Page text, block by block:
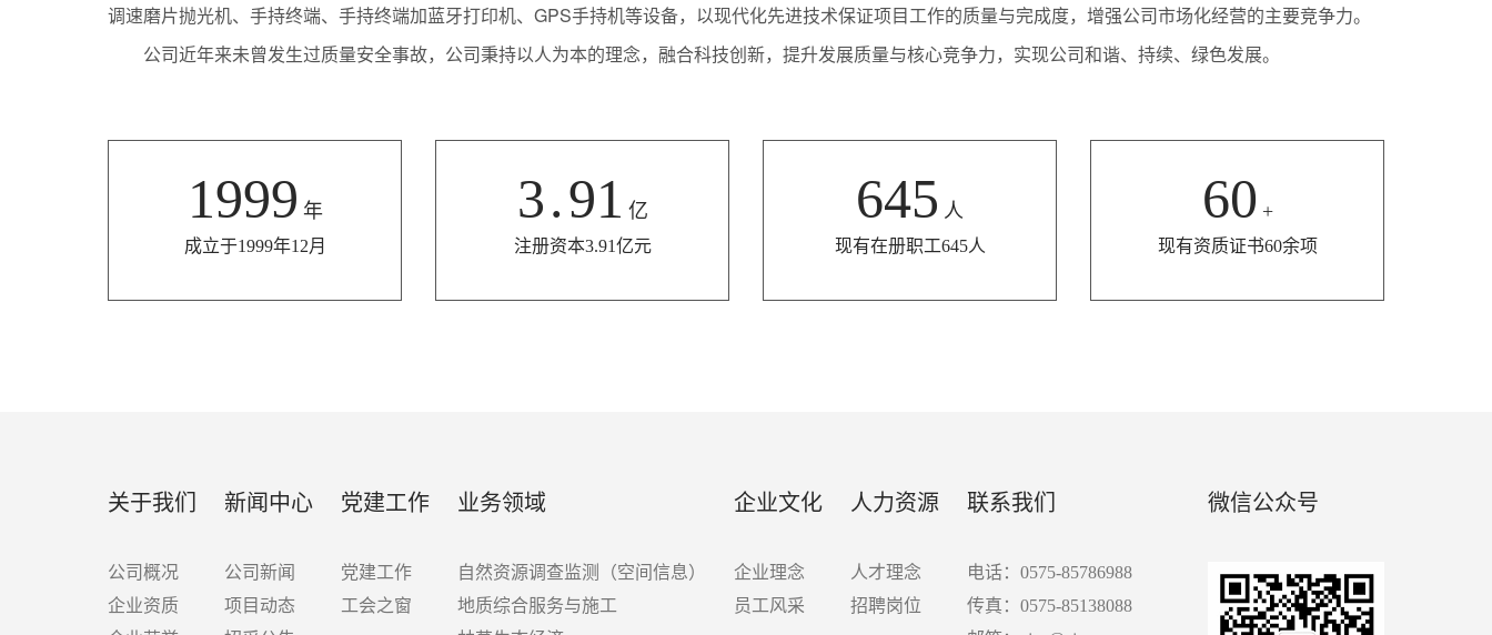
调速磨片抛光机、手持终端、手持终端加蓝牙打印机、GPS手持机等设备，以现代化先进技术保证项目工作的质量与完成度，增强公司市场化经营的主要竞争力。
公司近年来未曾发生过质量安全事故，公司秉持以人为本的理念，融合科技创新，提升发展质量与核心竞争力，实现公司和谐、持续、绿色发展。
1999 年
成立于1999年12月
3.91 亿
注册资本3.91亿元
645 人
现有在册职工645人
60 +
现有资质证书60余项
关于我们
公司概况
企业资质
新闻中心
公司新闻
项目动态
党建工作
党建工作
工会之窗
业务领域
自然资源调查监测（空间信息）
地质综合服务与施工
企业文化
企业理念
员工风采
人力资源
人才理念
招聘岗位
联系我们
电话：0575-85786988
传真：0575-85138088
微信公众号